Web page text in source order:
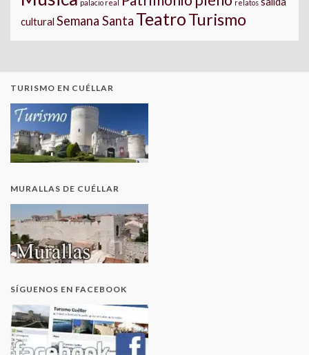
palacio real relatos
cultural Semana Santa TeatroTurismo
TURISMO EN CUÉLLAR
MURALLAS DE CUÉLLAR
SÍGUENOS EN FACEBOOK